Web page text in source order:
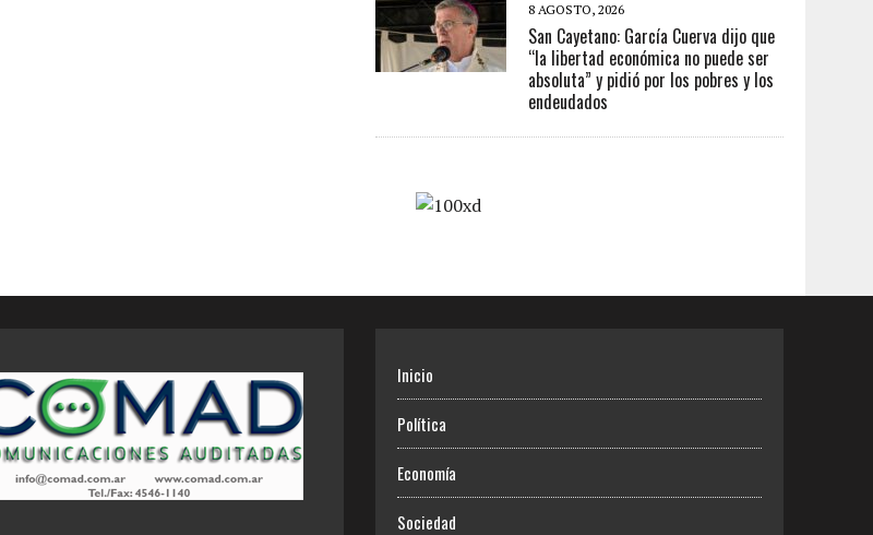
8 AGOSTO, 2026
San Cayetano: García Cuerva dijo que
“la libertad económica no puede ser
absoluta” y pidió por los pobres y los
endeudados
Inicio
Política
Economía
Sociedad